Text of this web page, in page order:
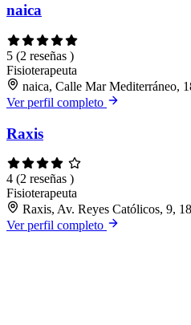
naica
5 (2 reseñas )
Fisioterapeuta
naica, Calle Mar Mediterráneo,
Ver perfil completo
Raxis
4 (2 reseñas )
Fisioterapeuta
Raxis, Av. Reyes Católicos, 9,
Ver perfil completo